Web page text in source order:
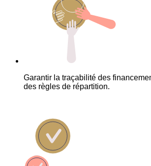
Garantir la traçabilité des
des règles de répartition.